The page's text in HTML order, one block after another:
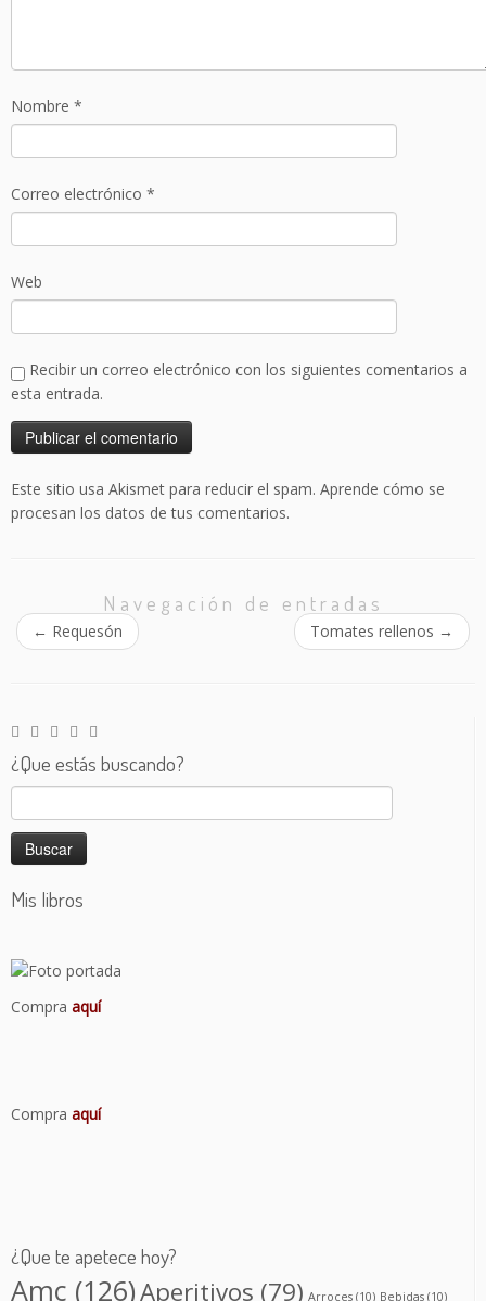
Nombre *
Correo electrónico *
Web
Recibir un correo electrónico con los siguientes comentarios a
esta entrada.
Este sitio usa Akismet para reducir el spam. Aprende cómo se
procesan los datos de tus comentarios.
Navegación de entradas
← Requesón Tomates rellenos →
¿Que estás buscando?
Mis libros
Compra aquí
Compra aquí
¿Que te apetece hoy?
Amc (126)Aperitivos (79) Arroces (10) Bebidas (10)